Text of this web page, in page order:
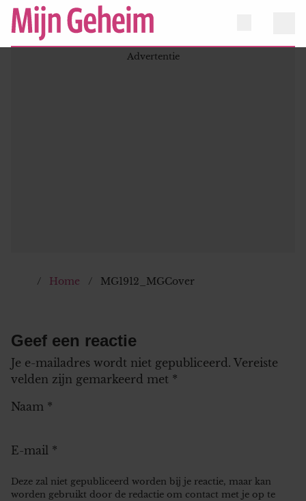
Home MG1912_MGCover
Geef een reactie
Je e-mailadres wordt niet gepubliceerd. Vereiste
velden zijn gemarkeerd met *
Naam *
E-mail *
Deze zal niet gepubliceerd worden bij je reactie, maar kan
worden gebruikt door de redactie om contact met je op te